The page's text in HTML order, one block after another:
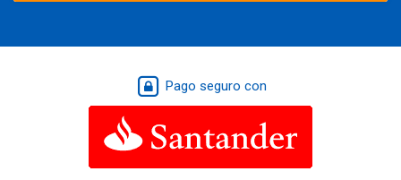
Pago seguro con